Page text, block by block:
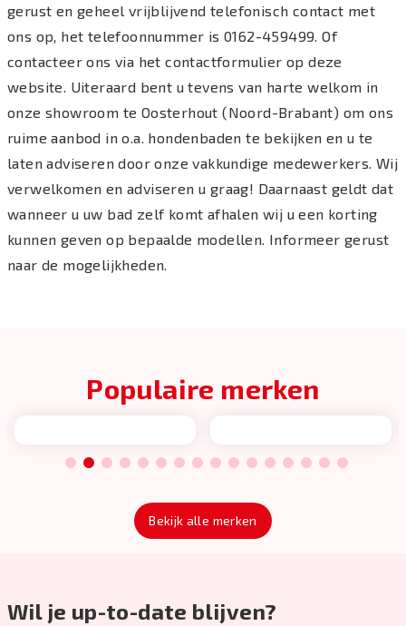
gerust en geheel vrijblijvend telefonisch contact met
ons op, het telefoonnummer is 0162-459499. Of
contacteer ons via het contactformulier op deze
website. Uiteraard bent u tevens van harte welkom in
onze showroom te Oosterhout (Noord-Brabant) om ons
ruime aanbod in o.a. hondenbaden te bekijken en u te
laten adviseren door onze vakkundige medewerkers. Wij
verwelkomen en adviseren u graag! Daarnaast geldt dat
wanneer u uw bad zelf komt afhalen wij u een korting
kunnen geven op bepaalde modellen. Informeer gerust
naar de mogelijkheden.
Populaire merken
1 2 3 4 5 6 7 8 9 10 11 12 13 14 15 16
Bekijk alle merken
Wil je up-to-date blijven?